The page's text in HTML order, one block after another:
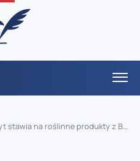
produkty z Boni Plan’t: „Chcemy pokazać klientom, że można stopniowo przechodzić na dietę roślinną”